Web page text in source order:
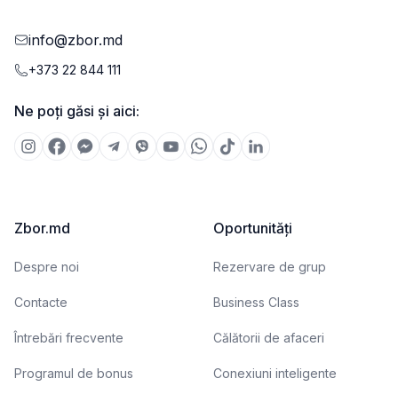
info@zbor.md
+373 22 844 111
Ne poți găsi și aici:
Zbor.md
Despre noi
Contacte
Întrebări frecvente
Programul de bonus
Oportunități
Rezervare de grup
Business Class
Călătorii de afaceri
Conexiuni inteligente